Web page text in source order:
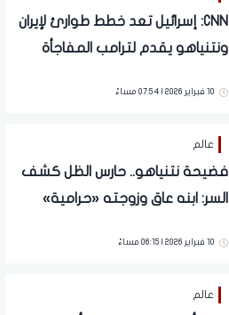
CNN: إسرائيل تعد خطط طوارئ لإيران
ونتنياهو يقدم لترامب المفاجأة
10 فبراير 2026 | 07:54 مساءً
عالم
فضيحة نتنياهو.. حارس الظل كشف
السر: ابنه عاق وزوجته «حرامية»
10 فبراير 2026 | 06:15 مساءً
عالم